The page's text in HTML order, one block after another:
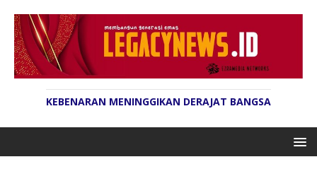
KEBENARAN MENINGGIKAN DERAJAT BANGSA